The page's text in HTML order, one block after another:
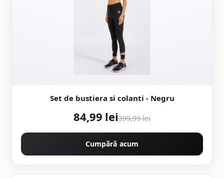
Set de bustiera si colanti - Negru
84,99 lei399,99 lei
Cumpără acum